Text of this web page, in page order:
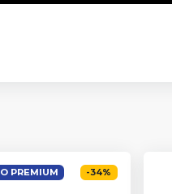
PREMIUM -34%